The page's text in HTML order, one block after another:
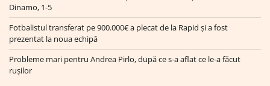
Dinamo, 1-5
Fotbalistul transferat pe 900.000€ a plecat de la Rapid și a fost
prezentat la noua echipă
Probleme mari pentru Andrea Pirlo, după ce s-a aflat ce le-a făcut
rușilor